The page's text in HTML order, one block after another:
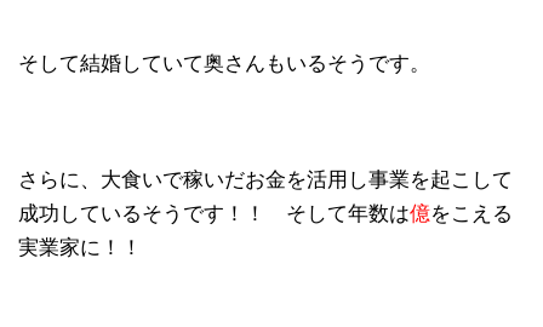
そして結婚していて奥さんもいるそうです。
さらに、大食いで稼いだお金を活用し事業を起こして
成功しているそうです！！ そして年数は億をこえる
実業家に！！